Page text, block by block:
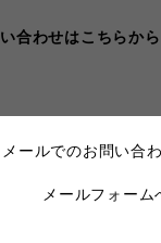
合わせはこちらから
メールでのお問い合
メールフォーム